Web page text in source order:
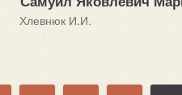
Хлевнюк И.И.